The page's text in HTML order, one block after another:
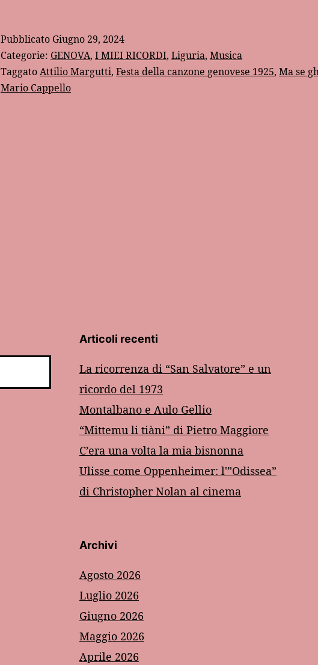
ghe
penso
Pubblicato Giugno 29, 2024
Categorie: GENOVA, I MIEI RICORDI, Liguria, Musica
TaggatoAttilio Margutti, Festa della canzone genovese 1925, Ma se
Mario Cappello
Articoli recenti
La ricorrenza di “San Salvatore” e un
ricordo del 1973
Montalbano e Aulo Gellio
“Mittemu li tiàni” di Pietro Maggiore
C’era una volta la mia bisnonna
Ulisse come Oppenheimer: l'”Odissea”
di Christopher Nolan al cinema
Archivi
Agosto 2026
Luglio 2026
Giugno 2026
Maggio 2026
Aprile 2026